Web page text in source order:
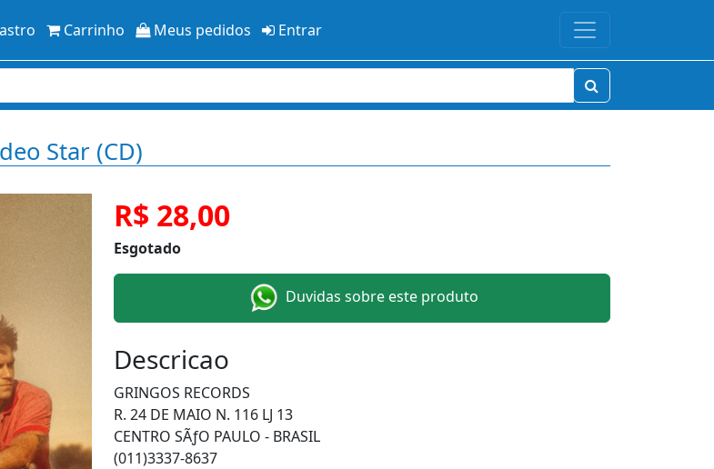
Carrinho Meus pedidos Entrar
Star (CD)
R$ 28,00
Esgotado
Duvidas sobre este produto
Descricao
GRINGOS RECORDS
R. 24 DE MAIO N. 116 LJ 13
CENTRO SÃƒO PAULO - BRASIL
(011)3337-8637